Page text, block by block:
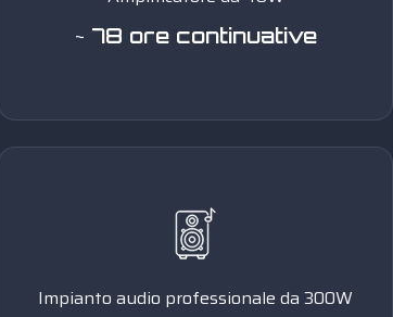
~ 78 ore continuative
Impianto audio professionale da 300W